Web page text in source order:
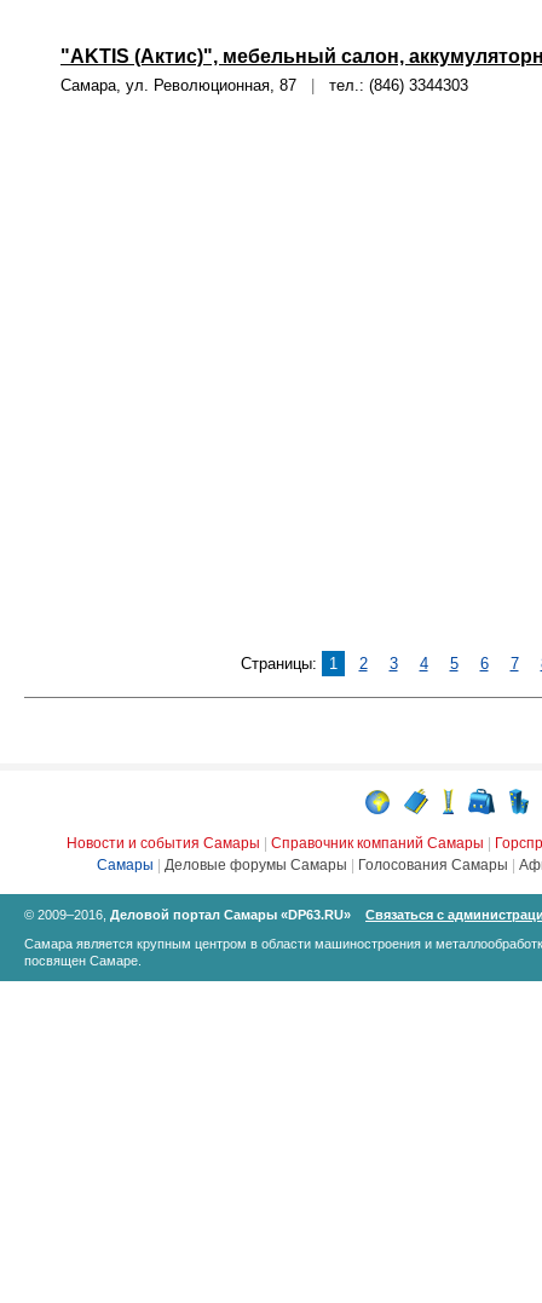
"AKTIS (Актис)", мебельный салон,
Самара, ул. Революционная, 87 тел.: (846) 3344303
Страницы: 1 2 3 4 5 6 7
Новости и события Самары Справочник компаний Самары
Самары
Деловые форумы Самары Голосования Самары
© 2009–2016, Деловой портал Самары «DP63.RU»
Связаться с
Самара является крупным центром в области машиностроения и
посвящен Самаре.